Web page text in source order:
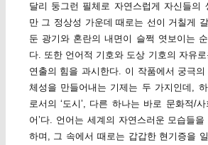
달리 둥그런 필체로 자연스럽게 자신들의
만 그 정상성 가운데 때로는 선이 거칠게
둔 광기와 혼란의 내면이 슬쩍 엿보이는
다. 또한 언어적 기호와 도상 기호의 자유
연출의 힘을 과시한다. 이 작품에서 궁극
체성을 만들어내는 기제는 두 가지인데,
로서의 ‘도시’, 다른 하나는 바로 문화적/사
어’다. 언어는 세계의 자연스러운 모습들
하며, 그 속에서 때로는 갑갑한 현기증을